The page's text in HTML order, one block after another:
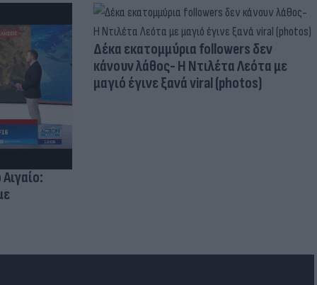
Δέκα εκατομμύρια followers δεν
κάνουν λάθος- Η Ντιλέτα Λεότα με
μαγιό έγινε ξανά viral (photos)